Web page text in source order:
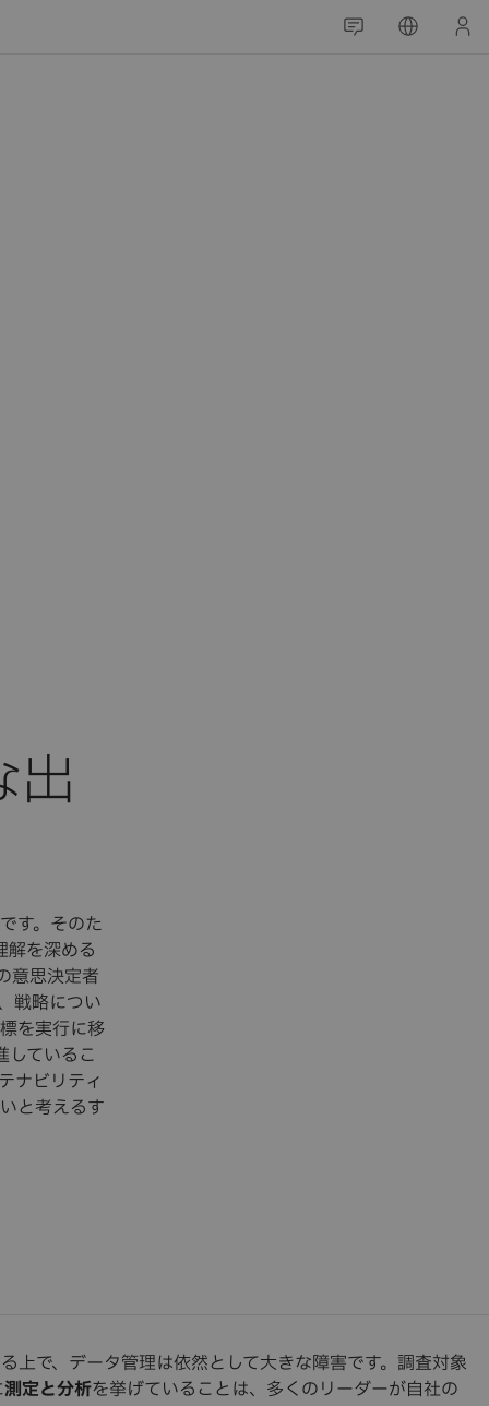
す。そのた
を深める
意思決定者
戦略につい
を実行に移
しているこ
ナビリティ
と考えるす
上で、データ管理は依然として大きな障害です。調査対象
測定と分析を挙げていることは、多くのリーダーが自社の